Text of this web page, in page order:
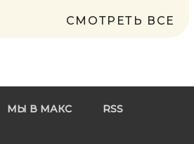
СМОТРЕТЬ ВСЕ
МЫ В МАКС RSS